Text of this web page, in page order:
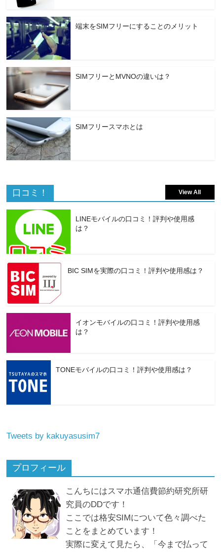
端末をSIMフリーにすることのメリット
SIMフリーとMVNOの違いは？
SIMフリースマホとは
口コミ！ View All
LINEモバイルの口コミ！評判や使用感
は？
BIC SIMを実際の口コミ！評判や使用感は？
イオンモバイルの口コミ！評判や使用感
は？
TONEモバイルの口コミ！評判や使用感は？
Tweets by kakuyasusim7
プロフィール
こんちにはスマホ通信費節約研究所研
究員のDDです！
ここでは格安SIMについて色々調べた
ことをまとめています！
実際に変えて見たら、「今まで払って